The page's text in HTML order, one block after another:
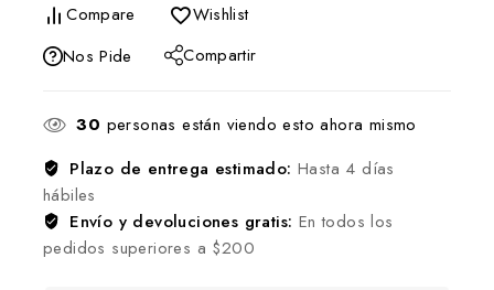
Compare
Wishlist
Nos Pide
Compartir
30 personas están viendo esto ahora mismo
Plazo de entrega estimado: Hasta 4 días
hábiles
Envío y devoluciones gratis: En todos los
pedidos superiores a $200